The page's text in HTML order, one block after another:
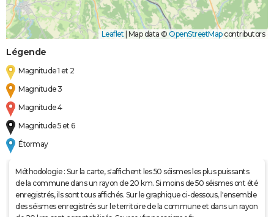
Leaflet | Map data © OpenStreetMapcontributors
Légende
Magnitude 1 et 2
Magnitude 3
Magnitude 4
Magnitude 5 et 6
Étormay
Méthodologie : Sur la carte, s'affichent les 50 séismes les plus puissants
de la commune dans un rayon de 20 km. Si moins de 50 séismes ont été
enregistrés, ils sont tous affichés. Sur le graphique ci-dessous, l'ensemble
des séismes enregistrés sur le territoire de la commune et dans un rayon